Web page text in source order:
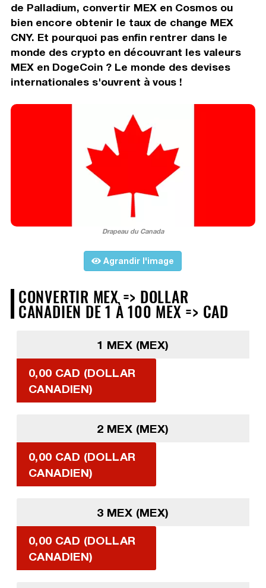
de Palladium, convertir MEX en Cosmos ou
bien encore obtenir le taux de change MEX
CNY. Et pourquoi pas enfin rentrer dans le
monde des crypto en découvrant les valeurs
MEX en DogeCoin ? Le monde des devises
internationales s'ouvrent à vous !
Drapeau du Canada
Agrandir l'image
CONVERTIR MEX => DOLLAR
CANADIEN DE 1 À 100 MEX => CAD
1 MEX (MEX)
0,00 CAD (DOLLAR
CANADIEN)
2 MEX (MEX)
0,00 CAD (DOLLAR
CANADIEN)
3 MEX (MEX)
0,00 CAD (DOLLAR
CANADIEN)